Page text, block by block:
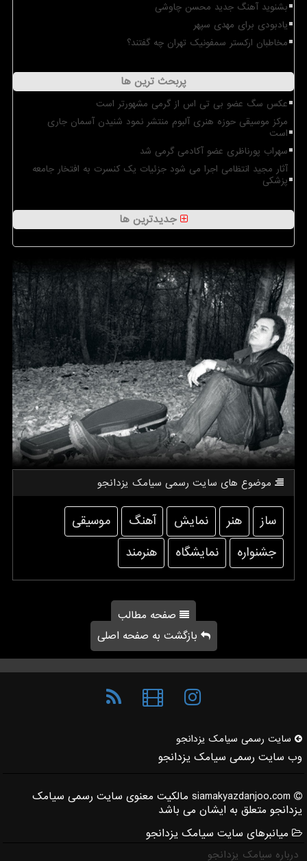
بشنوید آهنگ جدید محسن چاوشی
یادبودی برای مهدی سپهر
مخاطبان ارکستر سمفونیک تهران چه گفتند؟
پربحث ترین ها
عکس سگ عضو بی تی اس از گرمی مشهورتر است
مرکز موسیقی حوزه هنری آلبوم منتشر نمود شنیدن آسمان جاری
است
سهراب پورناظری عضو آکادمی گرمی شد
آثار مجید انتظامی اجرا می شود جزئیات یک کنسرت به افتخار جامعه
پزشکی
جدیدترین ها
موضوع های سایت رسمی سیامك یزدانجو
ساز هنر نمایش آهنگ
موسیقی
جشنواره
نمایشگاه هنرمند
صفحه مطالب
بازگشت به صفحه اصلی
سایت رسمی سیامك یزدانجو
وب سایت رسمی سیامک یزدانجو
siamakyazdanjoo.com مالکیت معنوی سایت رسمی سیامک
یزدانجو متعلق به ایشان می باشد
میانبرهای سایت سیامک یزدانجو
درباره سیامک یزدانجو